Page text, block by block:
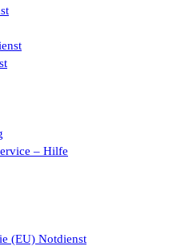
– Hilfe
(EU) Notdienst